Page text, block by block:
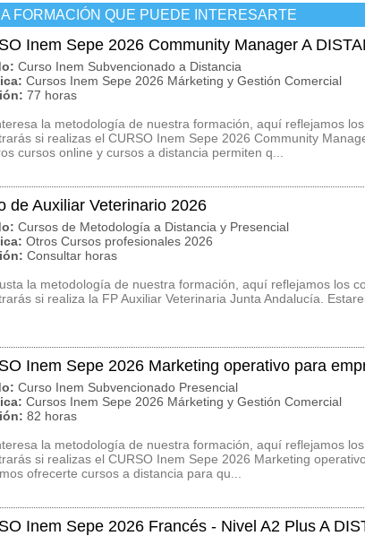
FORMACIÓN QUE PUEDE INTERESARTE
Inem Sepe 2026 Community Manager A
Curso Inem Subvencionado a Distancia
Cursos Inem Sepe 2026 Márketing y Gestión Comercial
77 horas
la metodología de nuestra formación, aquí reflejamos
si realizas el CURSO Inem Sepe 2026 Community
cursos online y cursos a distancia permiten q...
de Auxiliar Veterinario 2026
Cursos de Metodología a Distancia y Presencial
Otros Cursos profesionales 2026
Consultar horas
la metodología de nuestra formación, aquí reflejamos los
si realiza la FP Auxiliar Veterinaria Junta Andalucía.
Inem Sepe 2026 Marketing operativo para
Curso Inem Subvencionado Presencial
Cursos Inem Sepe 2026 Márketing y Gestión Comercial
82 horas
la metodología de nuestra formación, aquí reflejamos
si realizas el CURSO Inem Sepe 2026 Marketing
ofrecerte cursos a distancia para qu...
Inem Sepe 2026 Francés - Nivel A2 Plus A